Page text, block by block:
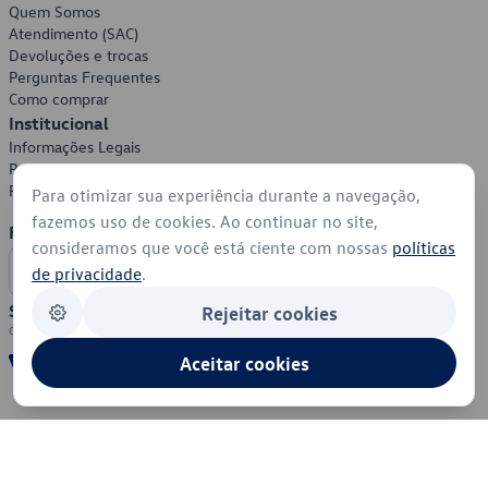
Quem Somos
Atendimento (SAC)
Devoluções e trocas
Perguntas Frequentes
Como comprar
Institucional
Informações Legais
Política de Privacidade
Política de Cookies
Formas de Pagamento
Segurança
Para otimizar sua experiência durante a navegação,
fazemos uso de cookies. Ao continuar no site,
consideramos que você está ciente com nossas políticas
de privacidade.
Rejeitar cookies
Aceitar cookies